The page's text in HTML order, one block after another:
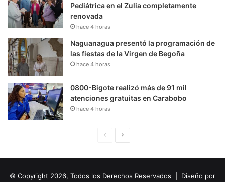
Pediátrica en el Zulia completamente
renovada
hace 4 horas
Naguanagua presentó la programación de
las fiestas de la Virgen de Begoña
hace 4 horas
0800-Bigote realizó más de 91 mil
atenciones gratuitas en Carabobo
hace 4 horas
i
u
© Copyright 2026, Todos los Derechos Reservados | Diseño por